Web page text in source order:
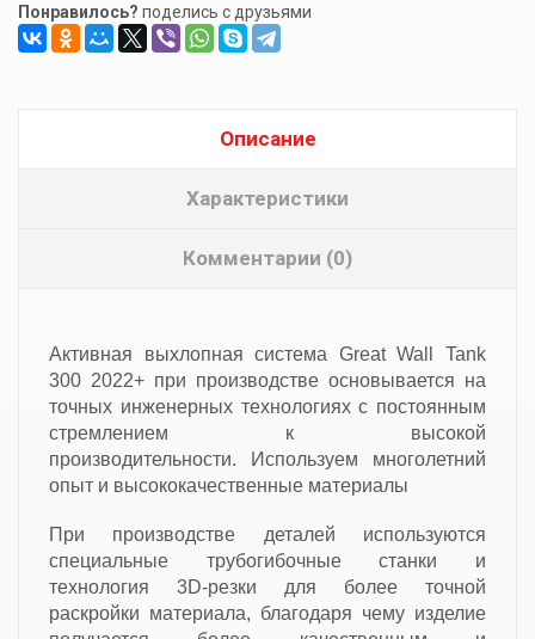
Понравилось? поделись с друзьями
Описание
Характеристики
Комментарии (0)
Активная выхлопная система Great Wall Tank
300 2022+ при производстве основывается на
точных инженерных технологиях с постоянным
стремлением к высокой
производительности. Используем многолетний
опыт и высококачественные материалы
При производстве деталей используются
специальные трубогибочные станки и
технология 3D-резки для более точной
раскройки материала, благодаря чему изделие